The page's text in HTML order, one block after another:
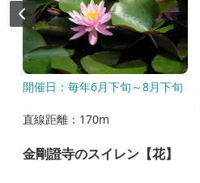
開催日：毎年6月下旬～8月下旬
直線距離：170m
金剛證寺のスイレン【花】